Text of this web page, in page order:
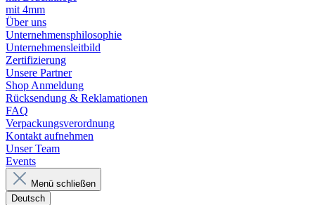
mit 4mm
Über uns
Unternehmensphilosophie
Unternehmensleitbild
Zertifizierung
Unsere Partner
Shop Anmeldung
Rücksendung & Reklamationen
FAQ
Verpackungsverordnung
Kontakt aufnehmen
Unser Team
Events
Menü schließen
Deutsch